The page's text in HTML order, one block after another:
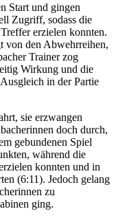
Start und gingen
Zugriff, sodass die
erzielen konnten.
von den Abwehrreihen,
Trainer zog
Wirkung und die
in der Partie
sie erzwangen
doch durch,
gebundenen Spiel
während die
konnten und in
(6:11). Jedoch gelang
zu
ging.